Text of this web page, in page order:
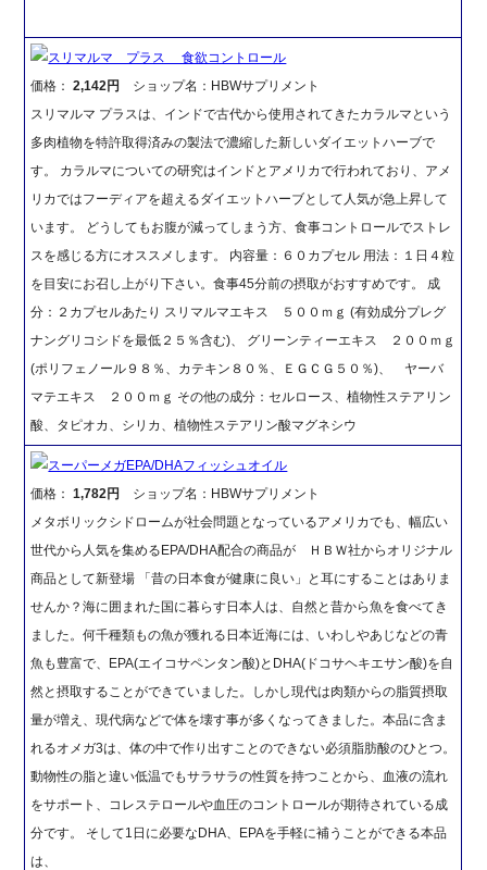
スリマルマ プラス 食欲コントロール
価格：2,142円
ショップ名：HBWサプリメント
スリマルマ プラスは、インドで古代から使用されてきたカラルマという
多肉植物を特許取得済みの製法で濃縮した新しいダイエットハーブで
す。 カラルマについての研究はインドとアメリカで行われており、アメ
リカではフーディアを超えるダイエットハーブとして人気が急上昇して
います。 どうしてもお腹が減ってしまう方、食事コントロールでストレ
スを感じる方にオススメします。 内容量：６０カプセル 用法：１日４粒
を目安にお召し上がり下さい。食事45分前の摂取がおすすめです。 成
分：２カプセルあたり スリマルマエキス ５００ｍｇ (有効成分プレグ
ナングリコシドを最低２５％含む)、 グリーンティーエキス ２００ｍｇ
(ポリフェノール９８％、カテキン８０％、ＥＧＣＧ５０％)、 ヤーバ
マテエキス ２００ｍｇ その他の成分：セルロース、植物性ステアリン
酸、タピオカ、シリカ、植物性ステアリン酸マグネシウ
スーパーメガEPA/DHAフィッシュオイル
価格：1,782円
ショップ名：HBWサプリメント
メタボリックシドロームが社会問題となっているアメリカでも、幅広い
世代から人気を集めるEPA/DHA配合の商品が ＨＢＷ社からオリジナル
商品として新登場 「昔の日本食が健康に良い」と耳にすることはありま
せんか？海に囲まれた国に暮らす日本人は、自然と昔から魚を食べてき
ました。何千種類もの魚が獲れる日本近海には、いわしやあじなどの青
魚も豊富で、EPA(エイコサペンタン酸)とDHA(ドコサヘキエサン酸)を自
然と摂取することができていました。しかし現代は肉類からの脂質摂取
量が増え、現代病などで体を壊す事が多くなってきました。本品に含ま
れるオメガ3は、体の中で作り出すことのできない必須脂肪酸のひとつ。
動物性の脂と違い低温でもサラサラの性質を持つことから、血液の流れ
をサポート、コレステロールや血圧のコントロールが期待されている成
分です。 そして1日に必要なDHA、EPAを手軽に補うことができる本品
は、